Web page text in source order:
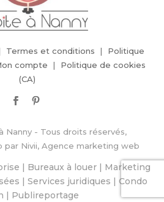
Termes et conditions
Politique
compte
Politique de cookies
(CA)
Nanny - Tous droits réservés,
par Nivii, Agence marketing web
| Bureaux à louer| Marketing
| Services juridiques | Condo
| Publireportage